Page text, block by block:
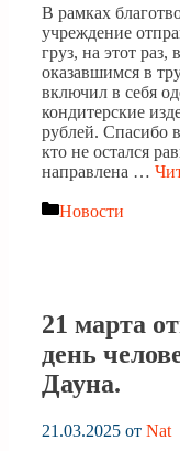
В рамках
учреждение
груз, на этот
оказавшимся в
включил в себя
кондитерские
рублей. Спасибо
кто не остался
направлена …
Рубрики
Новости
21 марта
день
Дауна.
21.03.2025 от Nat